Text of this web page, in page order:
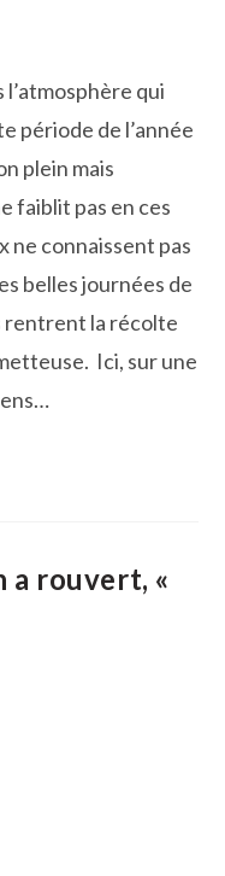
qui
période de l’année
plein mais
faiblit pas en ces
ne connaissent pas
belles journées de
rentrent la récolte
Ici, sur une
a rouvert, «